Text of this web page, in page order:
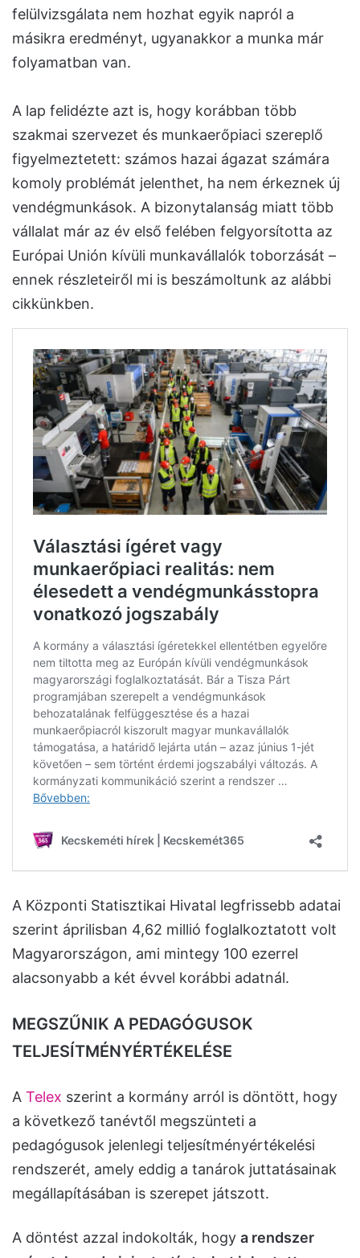
felülvizsgálata nem hozhat egyik napról a
másikra eredményt, ugyanakkor a munka már
folyamatban van.
A lap felidézte azt is, hogy korábban több
szakmai szervezet és munkaerőpiaci szereplő
figyelmeztetett: számos hazai ágazat számára
komoly problémát jelenthet, ha nem érkeznek új
vendégmunkások. A bizonytalanság miatt több
vállalat már az év első felében felgyorsította az
Európai Unión kívüli munkavállalók toborzását –
ennek részleteiről mi is beszámoltunk az alábbi
cikkünkben.
A Központi Statisztikai Hivatal legfrissebb adatai
szerint áprilisban 4,62 millió foglalkoztatott volt
Magyarországon, ami mintegy 100 ezerrel
alacsonyabb a két évvel korábbi adatnál.
MEGSZŰNIK A PEDAGÓGUSOK
TELJESÍTMÉNYÉRTÉKELÉSE
A Telex szerint a kormány arról is döntött, hogy
a következő tanévtől megszünteti a
pedagógusok jelenlegi teljesítményértékelési
rendszerét, amely eddig a tanárok juttatásainak
megállapításában is szerepet játszott.
A döntést azzal indokolták, hogy a rendszer